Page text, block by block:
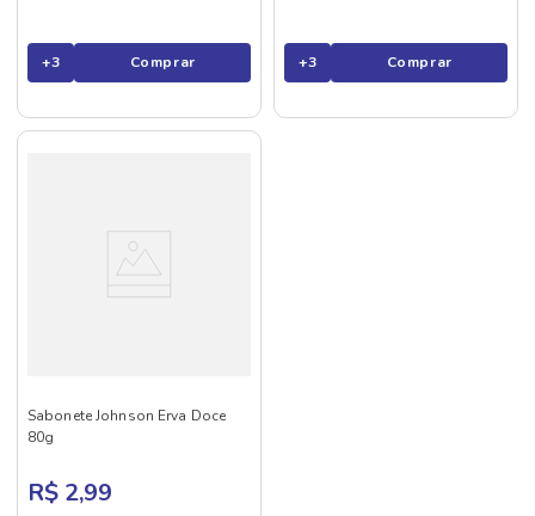
+3 Comprar +3 Comprar
Sabonete Johnson Erva Doce
80g
R$ 2,99